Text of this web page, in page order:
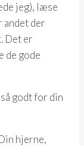
jeg), læse
andet der
Det er
de gode
godt for din
hjerne,